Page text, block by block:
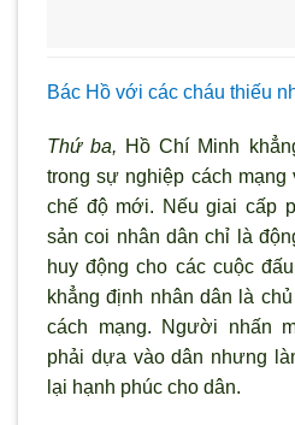
Bác Hồ với các cháu thiếu
Thứ ba, Hồ Chí Minh
trong sự nghiệp cách mạng
chế độ mới. Nếu giai cấp
sản coi nhân dân chỉ là
huy động cho các cuộc
khẳng định nhân dân là
cách mạng. Người nhấn
phải dựa vào dân nhưng
lại hạnh phúc cho dân.